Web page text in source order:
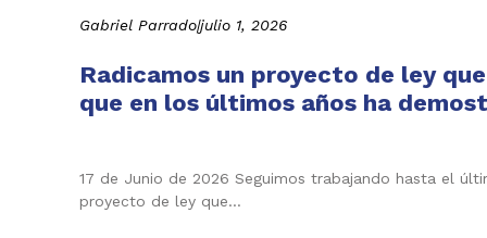
Gabriel Parrado|julio 1, 2026
Radicamos un proyecto de ley
que en los últimos años ha
17 de Junio de 2026 Seguimos trabajando hasta el
proyecto de ley que…